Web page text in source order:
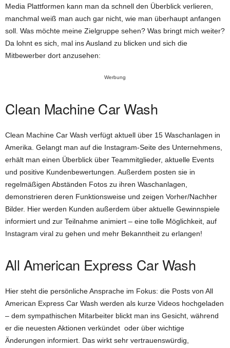
Media Plattformen kann man da schnell den Überblick verlieren,
manchmal weiß man auch gar nicht, wie man überhaupt anfangen
soll. Was möchte meine Zielgruppe sehen? Was bringt mich weiter?
Da lohnt es sich, mal ins Ausland zu blicken und sich die
Mitbewerber dort anzusehen:
Werbung
Clean Machine Car Wash
Clean Machine Car Wash verfügt aktuell über 15 Waschanlagen in
Amerika. Gelangt man auf die Instagram-Seite des Unternehmens,
erhält man einen Überblick über Teammitglieder, aktuelle Events
und positive Kundenbewertungen. Außerdem posten sie in
regelmäßigen Abständen Fotos zu ihren Waschanlagen,
demonstrieren deren Funktionsweise und zeigen Vorher/Nachher
Bilder. Hier werden Kunden außerdem über aktuelle Gewinnspiele
informiert und zur Teilnahme animiert – eine tolle Möglichkeit, auf
Instagram viral zu gehen und mehr Bekanntheit zu erlangen!
All American Express Car Wash
Hier steht die persönliche Ansprache im Fokus: die Posts von All
American Express Car Wash werden als kurze Videos hochgeladen
– dem sympathischen Mitarbeiter blickt man ins Gesicht, während
er die neuesten Aktionen verkündet oder über wichtige
Änderungen informiert. Das wirkt sehr vertrauenswürdig,